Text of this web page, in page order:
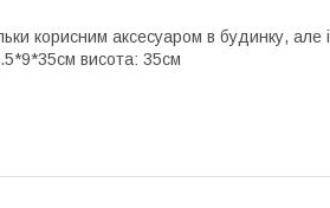
корисним аксесуаром в будинку, але і
висота: 35см